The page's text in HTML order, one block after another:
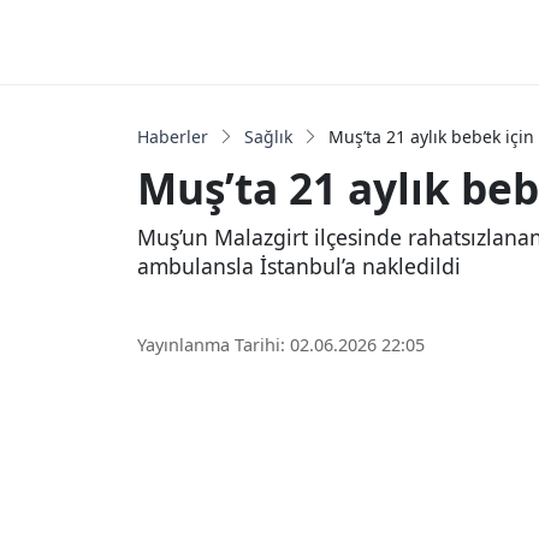
Haberler Sağlık Muş’ta 21 aylık bebek
Muş’ta 21 aylık
Muş’un Malazgirt ilçesinde
ambulansla İstanbul’a nakledildi
Yayınlanma Tarihi: 02.06.2026 22:05